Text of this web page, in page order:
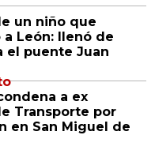
un niño que
León: llenó de
el puente Juan
a ex
Transporte por
en San Miguel de